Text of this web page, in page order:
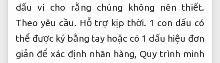
dấu vì cho rằng chúng không nên thiết.
Theo yêu cầu. Hỗ trợ kịp thời. 1 con dấu có
thể được ký bằng tay hoặc có 1 dấu hiệu đơn
giản để xác định nhãn hàng, Quy trình minh